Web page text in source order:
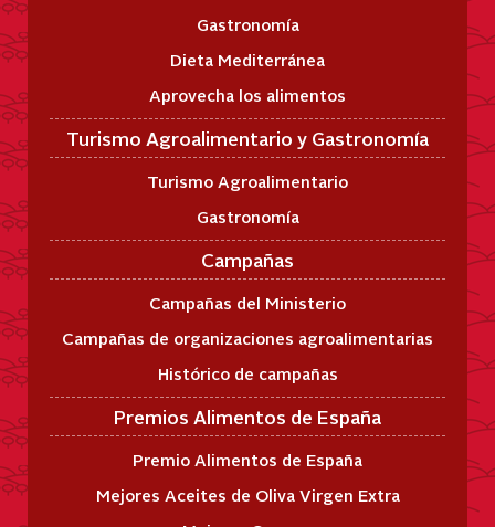
Gastronomía
Dieta Mediterránea
Aprovecha los alimentos
Turismo Agroalimentario y Gastronomía
Turismo Agroalimentario
Gastronomía
Campañas
Campañas del Ministerio
Campañas de organizaciones agroalimentarias
Histórico de campañas
Premios Alimentos de España
Premio Alimentos de España
Mejores Aceites de Oliva Virgen Extra